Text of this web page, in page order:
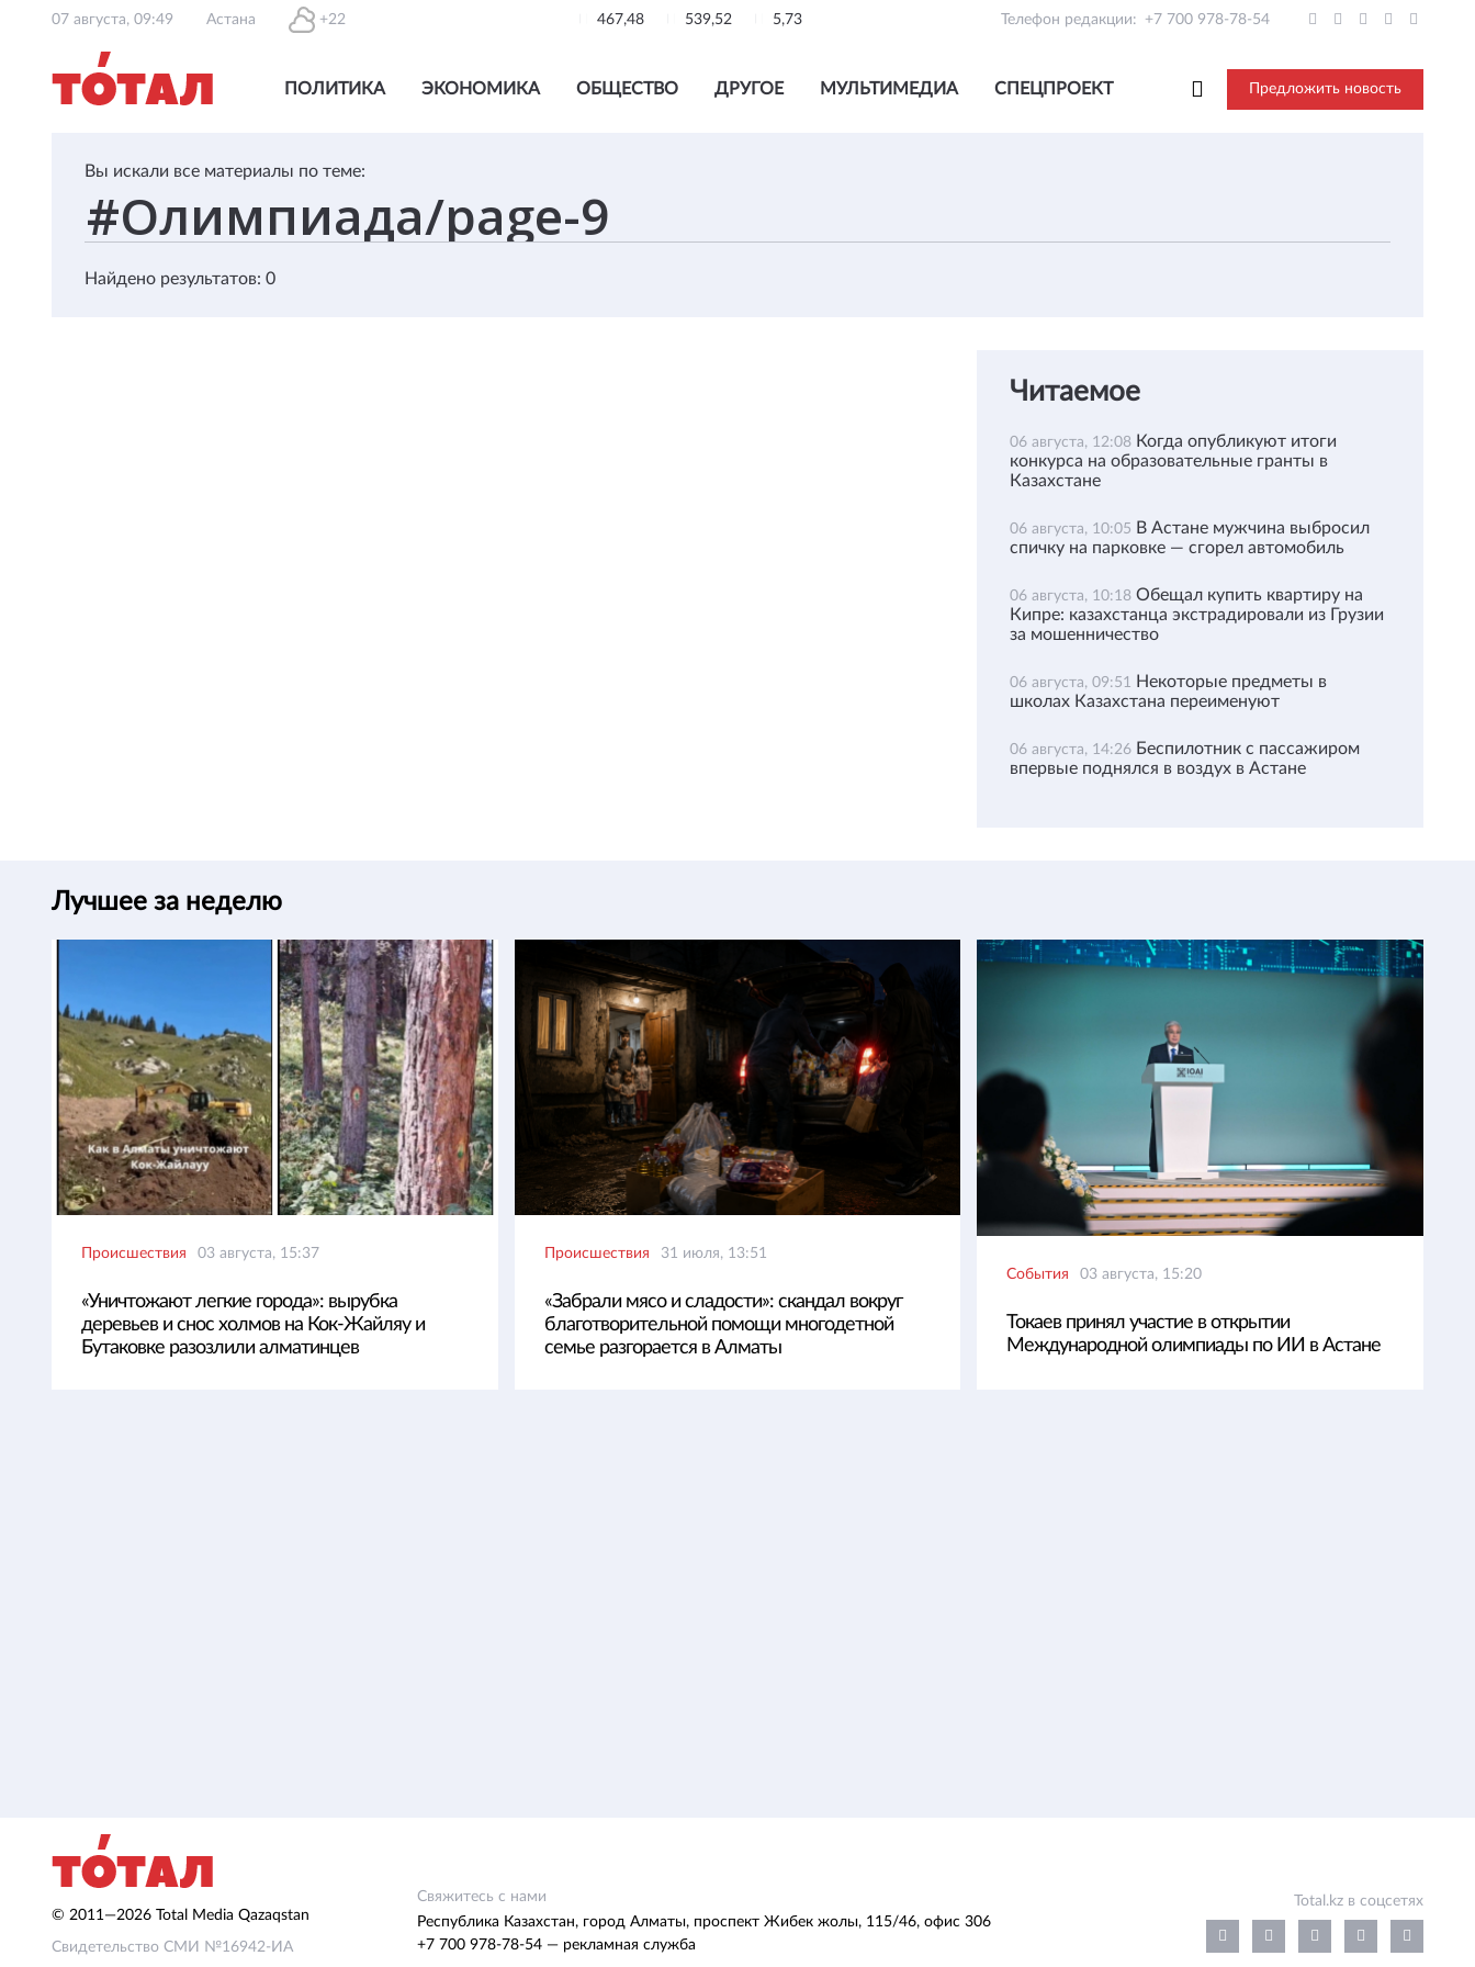
07 августа, 09:49 Астана +22 467,48 539,52 5,73 Телефон редакции: +7 700 978-78-54
ПОЛИТИКА ЭКОНОМИКА ОБЩЕСТВО ДРУГОЕ МУЛЬТИМЕДИА СПЕЦПРОЕКТ Предложить новость
Вы искали все материалы по теме:
Найдено результатов: 0
Читаемое
06 августа, 12:08 Когда опубликуют итоги
конкурса на образовательные гранты в
Казахстане
06 августа, 10:05 В Астане мужчина выбросил
спичку на парковке — сгорел автомобиль
06 августа, 10:18 Обещал купить квартиру на
Кипре: казахстанца экстрадировали из Грузии
за мошенничество
06 августа, 09:51 Некоторые предметы в
школах Казахстана переименуют
06 августа, 14:26 Беспилотник с пассажиром
впервые поднялся в воздух в Астане
Лучшее за неделю
Происшествия 03 августа, 15:37
«Уничтожают легкие города»: вырубка
деревьев и снос холмов на Кок-Жайляу и
Бутаковке разозлили алматинцев
Происшествия 31 июля, 13:51
«Забрали мясо и сладости»: скандал вокруг
благотворительной помощи многодетной
семье разгорается в Алматы
События 03 августа, 15:20
Токаев принял участие в открытии
Международной олимпиады по ИИ в Астане
© 2011—2026 Total Media Qazaqstan
Свидетельство СМИ №16942-ИА
Свяжитесь с нами
Республика Казахстан, город Алматы, проспект Жибек жолы, 115/46, офис 306
+7 700 978-78-54 — рекламная служба
Total.kz в соцсетях